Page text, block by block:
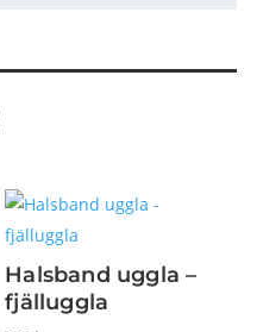
Halsband uggla –
fjälluggla